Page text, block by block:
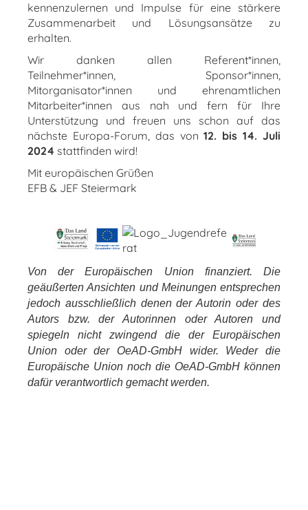
kennenzulernen und Impulse für eine stärkere
Zusammenarbeit und Lösungsansätze zu
erhalten.
Wir danken allen Referent*innen,
Teilnehmer*innen, Sponsor*innen,
Mitorganisator*innen und ehrenamtlichen
Mitarbeiter*innen aus nah und fern für Ihre
Unterstützung und freuen uns schon auf das
nächste Europa-Forum, das von12. bis 14. Juli
2024 stattfinden wird!
Mit europäischen Grüßen
EFB & JEF Steiermark
Von der Europäischen Union finanziert. Die
geäußerten Ansichten und Meinungen entsprechen
jedoch ausschließlich denen der Autorin oder des
Autors bzw. der Autorinnen oder Autoren und
spiegeln nicht zwingend die der Europäischen
Union oder der OeAD-GmbH wider. Weder die
Europäische Union noch die OeAD-GmbH können
dafür verantwortlich gemacht werden.